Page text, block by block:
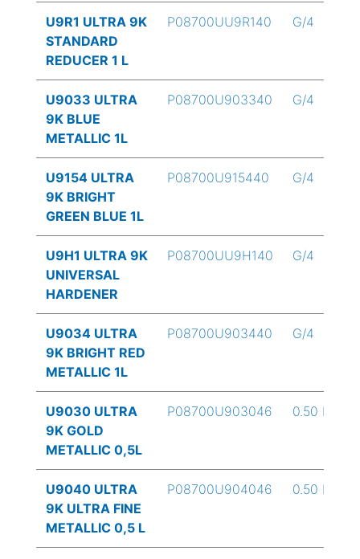
U9R1 ULTRA 9K
STANDARD
REDUCER 1 L
P08700UU9R140 G/4
U9033 ULTRA
9K BLUE
METALLIC 1L
P08700U903340 G/4
U9154 ULTRA
9K BRIGHT
GREEN BLUE 1L
P08700U915440 G/4
U9H1 ULTRA 9K
UNIVERSAL
HARDENER
P08700UU9H140 G/4
U9034 ULTRA
9K BRIGHT RED
METALLIC 1L
P08700U903440 G/4
U9030 ULTRA
9K GOLD
METALLIC 0,5L
P08700U903046 0.50 L
U9040 ULTRA
9K ULTRA FINE
METALLIC 0,5 L
P08700U904046 0.50 L